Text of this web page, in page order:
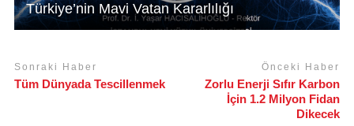
Türkiye’nin Mavi Vatan Kararlılığı
Sonraki Haber
Tüm Dünyada Tescillenmek
Önceki Haber
Zorlu Enerji Sıfır Karbon
İçin 1.2 Milyon Fidan
Dikecek